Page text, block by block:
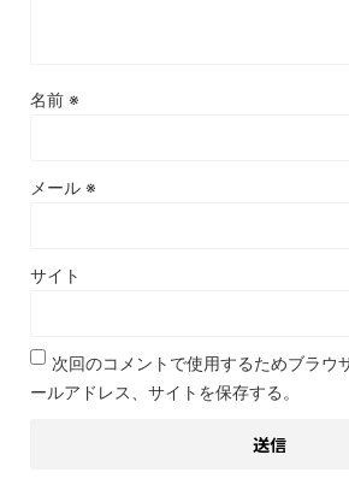
名前 ※
メール ※
サイト
次回のコメントで使用するためブラウ
ールアドレス、サイトを保存する。